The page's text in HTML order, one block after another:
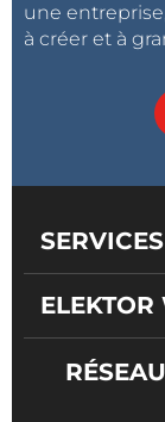
une
à créer et à
SERVICES